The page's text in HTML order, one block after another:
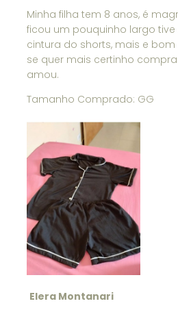
Minha filha tem 8 anos, é
ficou um pouquinho largo
cintura do shorts, mais e
se quer mais certinho
amou.
Tamanho Comprado: GG
Elera Montanari